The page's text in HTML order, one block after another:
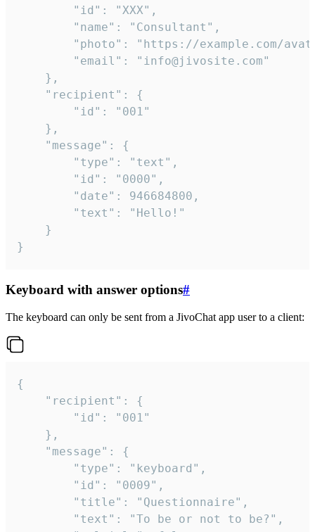
}
Keyboard with answer options#
The keyboard can only be sent from a JivoChat app user to a client:
{